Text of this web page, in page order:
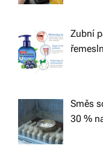
Zubní
Směs
30 %